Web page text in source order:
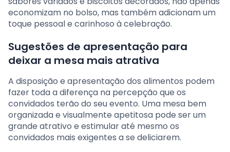
economizam no bolso, mas também adicionam um
toque pessoal e carinhoso à celebração.
Sugestões de apresentação para
deixar a mesa mais atrativa
A disposição e apresentação dos alimentos podem
fazer toda a diferença na percepção que os
convidados terão do seu evento. Uma mesa bem
organizada e visualmente apetitosa pode ser um
grande atrativo e estimular até mesmo os
convidados mais exigentes a se deliciarem.